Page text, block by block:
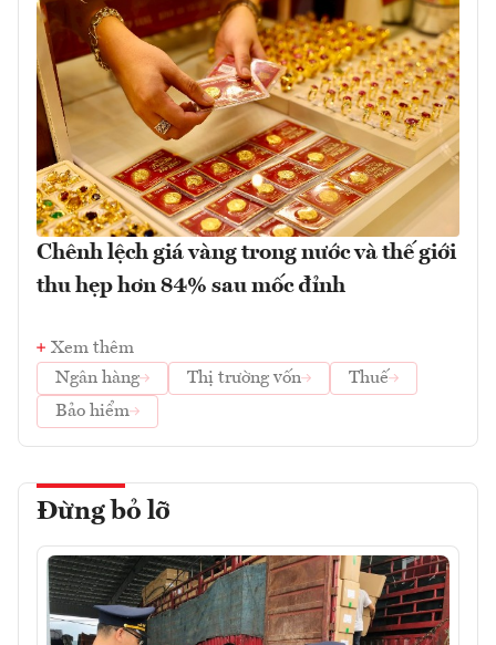
Chênh lệch giá vàng trong nước và thế giới
thu hẹp hơn 84% sau mốc đỉnh
Xem thêm
Ngân hàng
Thị trường vốn
Thuế
Bảo hiểm
Đừng bỏ lỡ